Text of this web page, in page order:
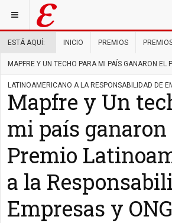
ESTÁ AQUÍ: INICIO PREMIOS
MAPFRE Y UN TECHO PARA MI PAÍS GANARON EL
LATINOAMERICANO A LA RESPONSABILIDAD DE
Mapfre y Un
mi país ganaron
Premio
a la
Empresas y